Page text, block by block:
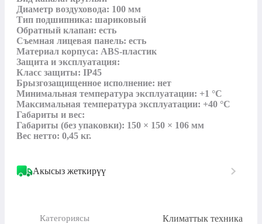
Диаметр воздуховода: 100 мм
Тип подшипника: шариковый
Обратный клапан: есть
Съемная лицевая панель: есть
Материал корпуса: ABS-пластик
Защита и эксплуатация:
Класс защиты: IP45
Брызгозащищенное исполнение: нет
Минимальная температура эксплуатации: +1 °C
Максимальная температура эксплуатации: +40 °C
Габариты и вес:
Габариты (без упаковки): 150 × 150 × 106 мм
Вес нетто: 0,45 кг.
Акысыз жеткирүү
Категориясы Климаттык техника